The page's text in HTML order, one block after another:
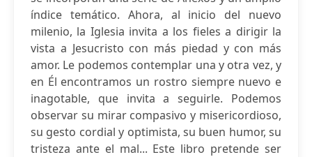
índice temático. Ahora, al inicio del nuevo
milenio, la Iglesia invita a los fieles a dirigir la
vista a Jesucristo con más piedad y con más
amor. Le podemos contemplar una y otra vez, y
en Él encontramos un rostro siempre nuevo e
inagotable, que invita a seguirle. Podemos
observar su mirar compasivo y misericordioso,
su gesto cordial y optimista, su buen humor, su
tristeza ante el mal... Este libro pretende ser